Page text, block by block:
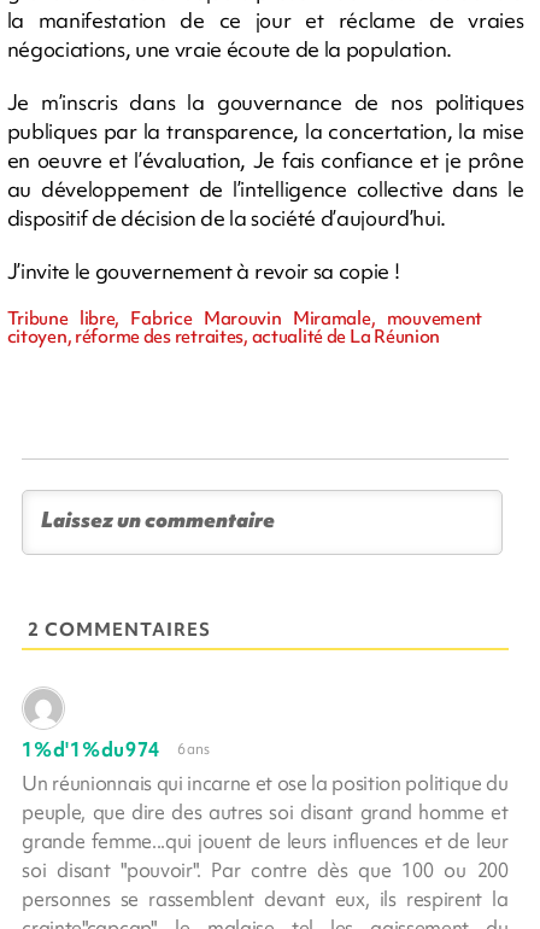
la manifestation de ce jour et réclame de vraies
négociations, une vraie écoute de la population.
Je m’inscris dans la gouvernance de nos politiques
publiques par la transparence, la concertation, la mise
en oeuvre et l’évaluation, Je fais confiance et je prône
au développement de l’intelligence collective dans le
dispositif de décision de la société d’aujourd’hui.
J’invite le gouvernement à revoir sa copie !
Tribune libre, Fabrice Marouvin Miramale, mouvement
citoyen, réforme des retraites, actualité de La Réunion
2 COMMENTAIRES
1%d'1%du974 6 ans
Un réunionnais qui incarne et ose la position politique du
peuple, que dire des autres soi disant grand homme et
grande femme...qui jouent de leurs influences et de leur
soi disant "pouvoir". Par contre dès que 100 ou 200
personnes se rassemblent devant eux, ils respirent la